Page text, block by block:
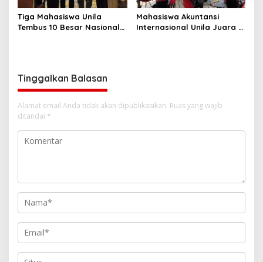
Tiga Mahasiswa Unila
Tembus 10 Besar Nasional
Mahasiswa Akuntansi
Internasional Unila Juara 1
Tinggalkan Balasan
Alamat email Anda tidak akan dipublikasikan. Ruas yang wajib
ditandai *